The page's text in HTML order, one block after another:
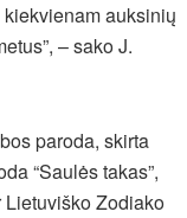
auksinių
– sako J.
paroda, skirta
“Saulės takas”,
Zodiako